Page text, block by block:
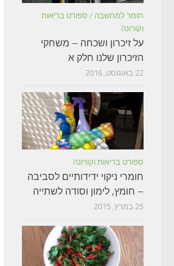
חומר למחשבה / ספורט בריאות
וקורונה
על זיכרון ושכחה – משחקי
הזיכרון שלנו חלק א
22 באוגוסט, 2016
ספורט בריאות וקורונה
חומרי ניקוי ידידותיים לסביבה
– חומץ, לימון וסודה לשתייה
25 במרץ, 2015